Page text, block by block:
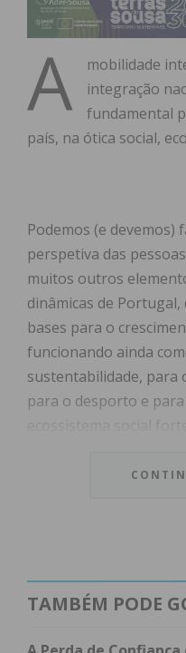
A
mobilidade
integração
fundamental
país, na ótica social,
Podemos (e devemos)
perspetiva das
muitos outros
dinâmicas de
bases para o
funcionando ainda
sustentabilidade, para
para o desporto e
Neste sentido, a
ombrear com os seus
Os dados são factuais:
TAMBÉM PODE